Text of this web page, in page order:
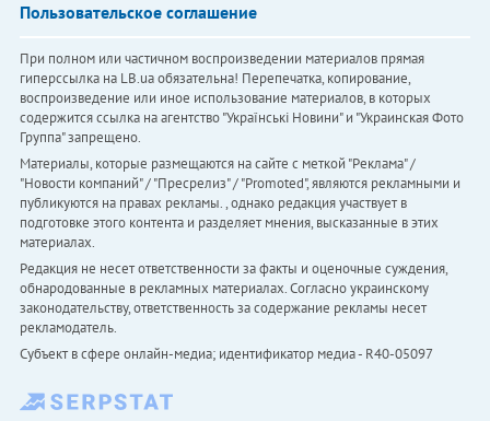
Пользовательское соглашение
При полном или частичном воспроизведении материалов прямая
гиперссылка на LB.ua обязательна! Перепечатка, копирование,
воспроизведение или иное использование материалов, в которых
содержится ссылка на агентство "Українськi Новини" и "Украинская Фото
Группа" запрещено.
Материалы, которые размещаются на сайте с меткой "Реклама" /
"Новости компаний" / "Пресрелиз" / "Promoted", являются рекламными и
публикуются на правах рекламы. , однако редакция участвует в
подготовке этого контента и разделяет мнения, высказанные в этих
материалах.
Редакция не несет ответственности за факты и оценочные суждения,
обнародованные в рекламных материалах. Согласно украинскому
законодательству, ответственность за содержание рекламы несет
рекламодатель.
Субъект в сфере онлайн-медиа; идентификатор медиа - R40-05097